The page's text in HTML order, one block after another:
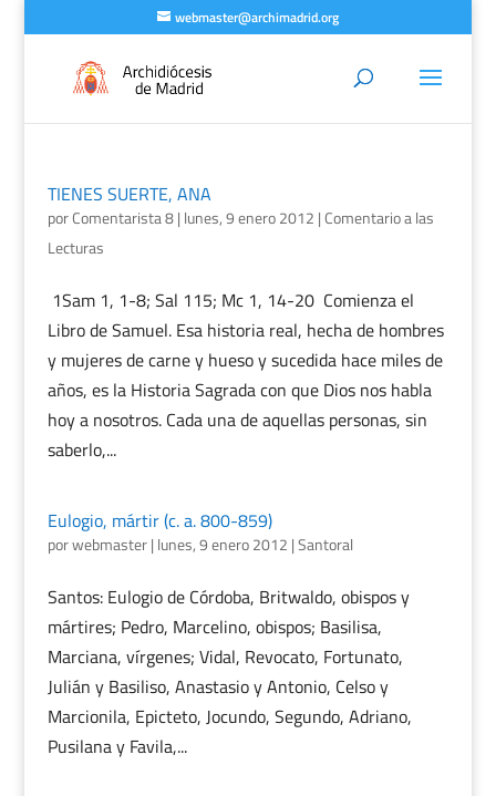
webmaster@archimadrid.org
TIENES SUERTE, ANA
porComentarista 8| lunes, 9 enero 2012 |Comentario a las
Lecturas
1Sam 1, 1-8; Sal 115; Mc 1, 14-20 Comienza el
Libro de Samuel. Esa historia real, hecha de hombres
y mujeres de carne y hueso y sucedida hace miles de
años, es la Historia Sagrada con que Dios nos habla
hoy a nosotros. Cada una de aquellas personas, sin
saberlo,...
Eulogio, mártir (c. a. 800-859)
porwebmaster| lunes, 9 enero 2012 |Santoral
Santos: Eulogio de Córdoba, Britwaldo, obispos y
mártires; Pedro, Marcelino, obispos; Basilisa,
Marciana, vírgenes; Vidal, Revocato, Fortunato,
Julián y Basiliso, Anastasio y Antonio, Celso y
Marcionila, Epicteto, Jocundo, Segundo, Adriano,
Pusilana y Favila,...